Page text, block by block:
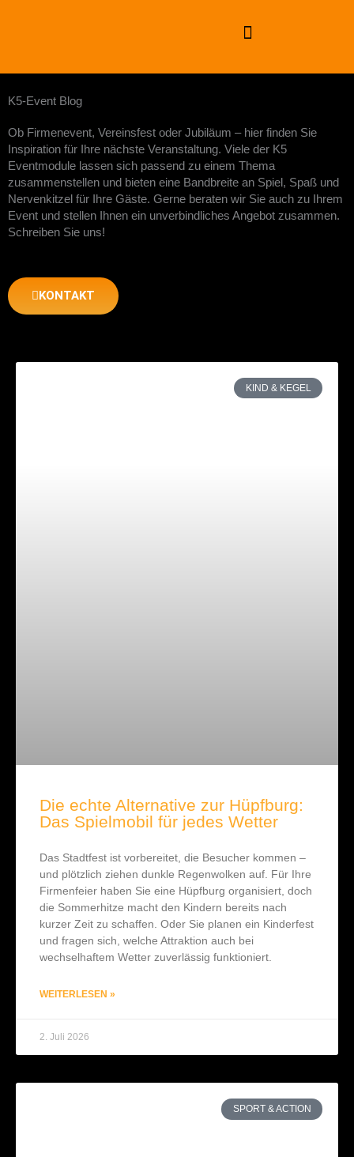
K5-Event Blog
Ob Firmenevent, Vereinsfest oder Jubiläum – hier finden Sie
Inspiration für Ihre nächste Veranstaltung. Viele der K5
Eventmodule lassen sich passend zu einem Thema
zusammenstellen und bieten eine Bandbreite an Spiel, Spaß und
Nervenkitzel für Ihre Gäste. Gerne beraten wir Sie auch zu Ihrem
Event und stellen Ihnen ein unverbindliches Angebot zusammen.
Schreiben Sie uns!
KONTAKT
KIND & KEGEL
Die echte Alternative zur Hüpfburg:
Das Spielmobil für jedes Wetter
Das Stadtfest ist vorbereitet, die Besucher kommen –
und plötzlich ziehen dunkle Regenwolken auf. Für Ihre
Firmenfeier haben Sie eine Hüpfburg organisiert, doch
die Sommerhitze macht den Kindern bereits nach
kurzer Zeit zu schaffen. Oder Sie planen ein Kinderfest
und fragen sich, welche Attraktion auch bei
wechselhaftem Wetter zuverlässig funktioniert.
WEITERLESEN »
2. Juli 2026
SPORT & ACTION